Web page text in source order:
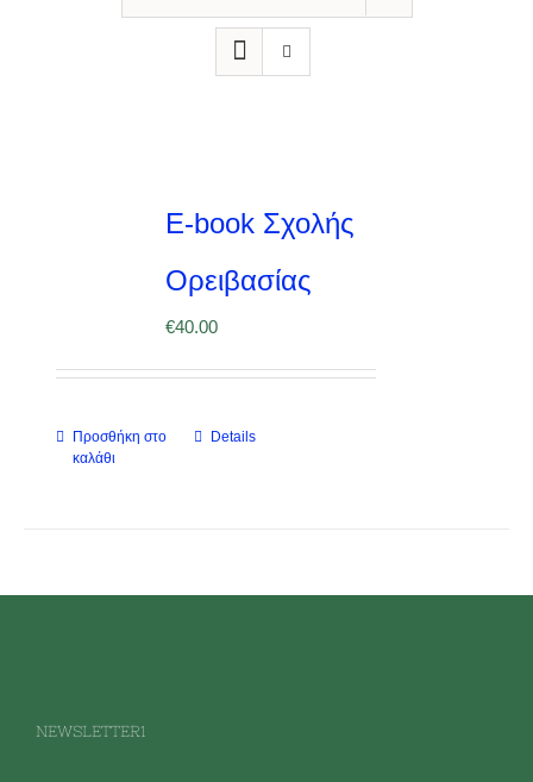
E-book Σχολής
Ορειβασίας
€40.00
Προσθήκη στο
καλάθι
Details
NEWSLETTER1